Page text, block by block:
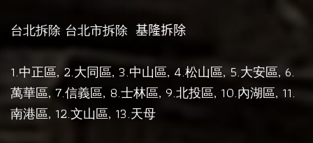
台北拆除 台北市拆除 基隆拆除
1.中正區, 2.大同區, 3.中山區, 4.松山區, 5.大安區, 6.
萬華區, 7.信義區, 8.士林區, 9.北投區, 10.內湖區, 11.
南港區, 12.文山區, 13.天母